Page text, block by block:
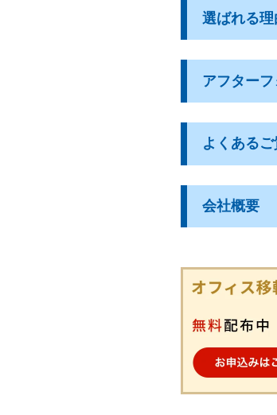
選ばれる理
アフター
よくあるご
会社概要